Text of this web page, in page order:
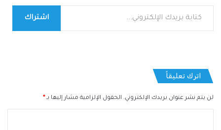
كتابة بريدك الإلكتروني...
اشتراك
اترك تعليقاً
لن يتم نشر عنوان بريدك الإلكتروني. الحقول الإلزامية مشار إليها بـ*